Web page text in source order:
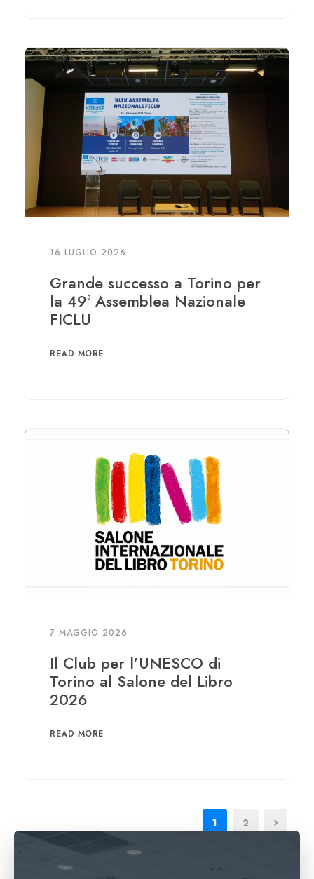
16 LUGLIO 2026
Grande successo a Torino per
la 49ª Assemblea Nazionale
FICLU
READ MORE
7 MAGGIO 2026
Il Club per l’UNESCO di
Torino al Salone del Libro
2026
READ MORE
1 2